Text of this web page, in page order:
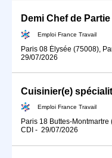
Emploi France Travail
Paris 08 Élysée (75008),
29/07/2026
Cuisinier(e)
Emploi France Travail
Paris 18 Buttes-
CDI - 29/07/2026